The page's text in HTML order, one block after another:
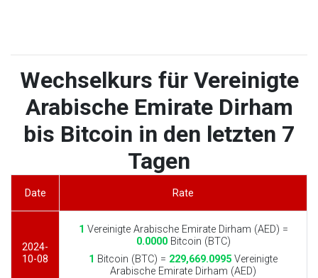
Wechselkurs für Vereinigte
Arabische Emirate Dirham
bis Bitcoin in den letzten 7
Tagen
Date Rate
2024-
10-08
1 Vereinigte Arabische Emirate Dirham (AED) =
0.0000Bitcoin (BTC)
1 Bitcoin (BTC) = 229,669.0995 Vereinigte
Arabische Emirate Dirham (AED)